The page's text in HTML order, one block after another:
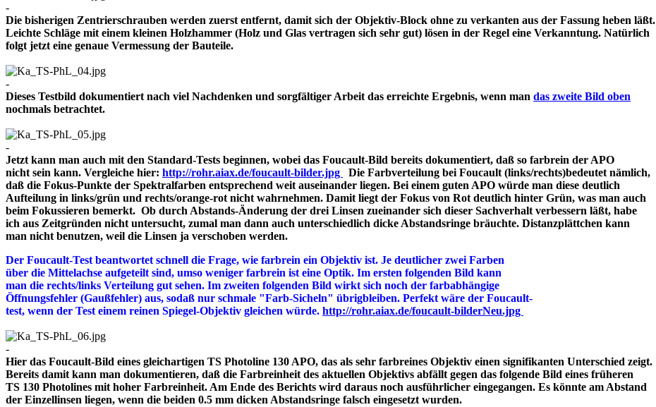
-
Die bisherigen Zentrierschrauben werden zuerst entfernt, damit sich der Objektiv-Block ohne zu verkanten aus der Fassung heben läßt.
Leichte Schläge mit einem kleinen Holzhammer (Holz und Glas vertragen sich sehr gut) lösen in der Regel eine Verkanntung. Natürlich
folgt jetzt eine genaue Vermessung der Bauteile.
-
Dieses Testbild dokumentiert nach viel Nachdenken und sorgfältiger Arbeit das erreichte Ergebnis, wenn man das zweite Bild oben
nochmals betrachtet.
-
Jetzt kann man auch mit den Standard-Tests beginnen, wobei das Foucault-Bild bereits dokumentiert, daß so farbrein der APO
nicht sein kann. Vergleiche hier: http://rohr.aiax.de/foucault-bilder.jpg
Die Farbverteilung bei Foucault (links/rechts)bedeutet nämlich,
daß die Fokus-Punkte der Spektralfarben entsprechend weit auseinander liegen. Bei einem guten APO würde man diese deutlich
Aufteilung in links/grün und rechts/orange-rot nicht wahrnehmen. Damit liegt der Fokus von Rot deutlich hinter Grün, was man auch
beim Fokussieren bemerkt. Ob durch Abstands-Änderung der drei Linsen zueinander sich dieser Sachverhalt verbessern läßt, habe
ich aus Zeitgründen nicht untersucht, zumal man dann auch unterschiedlich dicke Abstandsringe bräuchte. Distanzplättchen kann
man nicht benutzen, weil die Linsen ja verschoben werden.
Der Foucault-Test beantwortet schnell die Frage, wie farbrein ein Objektiv ist. Je deutlicher zwei Farben
über die Mittelachse aufgeteilt sind, umso weniger farbrein ist eine Optik. Im ersten folgenden Bild kann
man die rechts/links Verteilung gut sehen. Im zweiten folgenden Bild wirkt sich noch der farbabhängige
Öffnungsfehler (Gaußfehler) aus, sodaß nur schmale "Farb-Sicheln" übrigbleiben. Perfekt wäre der Foucault-
test, wenn der Test einem reinen Spiegel-Objektiv gleichen würde. http://rohr.aiax.de/foucault-bilderNeu.jpg
-
Hier das Foucault-Bild eines gleichartigen TS Photoline 130 APO, das als sehr farbreines Objektiv einen signifikanten Unterschied zeigt.
Bereits damit kann man dokumentieren, daß die Farbreinheit des aktuellen Objektivs abfällt gegen das folgende Bild eines früheren
TS 130 Photolines mit hoher Farbreinheit. Am Ende des Berichts wird daraus noch ausführlicher eingegangen. Es könnte am Abstand
der Einzellinsen liegen, wenn die beiden 0.5 mm dicken Abstandsringe falsch eingesetzt wurden.